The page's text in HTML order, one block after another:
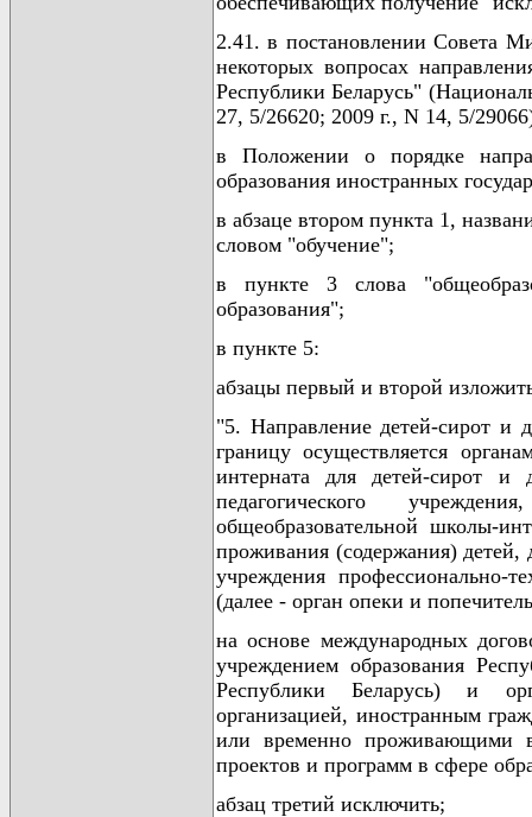
2.41. в постановлении Совета
некоторых вопросах
Республики Беларусь"
27, 5/26620; 2009 г., N 14, 5/
в Положении о порядке
образования иностранных
в абзаце втором пункта 1,
словом "обучение";
в пункте 3 слова
образования";
в пункте 5:
абзацы первый и второй
"5. Направление детей-сирот и
границу осуществляется
интерната для детей-сирот и
педагогического
общеобразовательной школы-
проживания (содержания) детей,
учреждения профессионально-
(далее - орган опеки и
на основе международных
учреждением образования
Республики Беларусь) и
организацией, иностранным
или временно проживающими
проектов и программ в сфере
абзац третий исключить;